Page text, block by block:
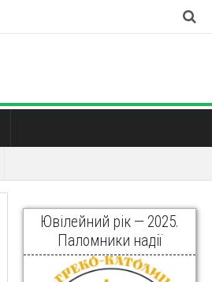
Ювілейний рік — 2025.
Паломники надії